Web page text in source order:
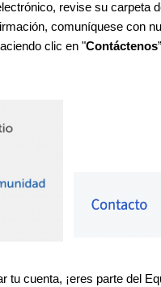
revise su carpeta
comuníquese con
clic en "Contáctenos
tu cuenta, ¡eres parte del